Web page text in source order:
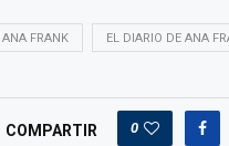
ANA FRANK EL DIARIO DE ANA
COMPARTIR 0